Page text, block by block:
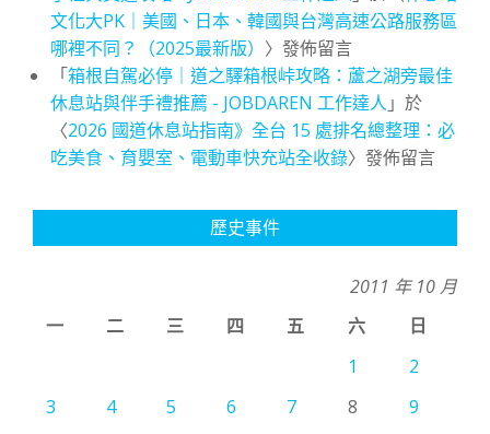
文化大PK｜美國、日本、韓國與台灣高速公路服務區
哪裡不同？（2025最新版） 〉發佈留言
「箱根自駕必停｜道之驛箱根峠攻略：蘆之湖旁最佳
休息站與伴手禮推薦 - JOBDAREN 工作達人 」於
〈2026 國道休息站指南》全台 15 處排名總整理：必
吃美食、育嬰室、電動車快充站全收錄〉發佈留言
歷史事件
2011 年 10 月
一
二 三 四 五 六
日
1
2
3
4 5 6 7 8
9